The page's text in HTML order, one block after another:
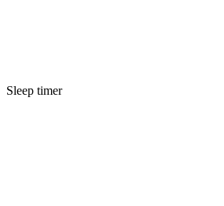
Sleep timer